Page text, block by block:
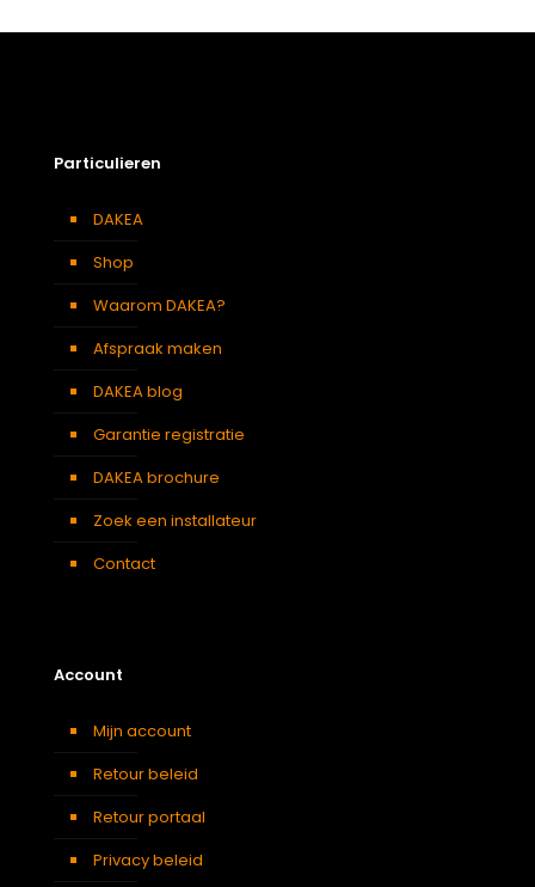
Particulieren
DAKEA
Shop
Waarom DAKEA?
Afspraak maken
DAKEA blog
Garantie registratie
DAKEA brochure
Zoek een installateur
Contact
Account
Mijn account
Retour beleid
Retour portaal
Privacy beleid